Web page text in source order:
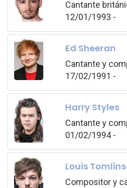
Cantante
12/01/1993 -
Ed Sheeran
Cantante y
17/02/1991 -
Harry Styles
Cantante y
01/02/1994 -
Louis
Compositor y